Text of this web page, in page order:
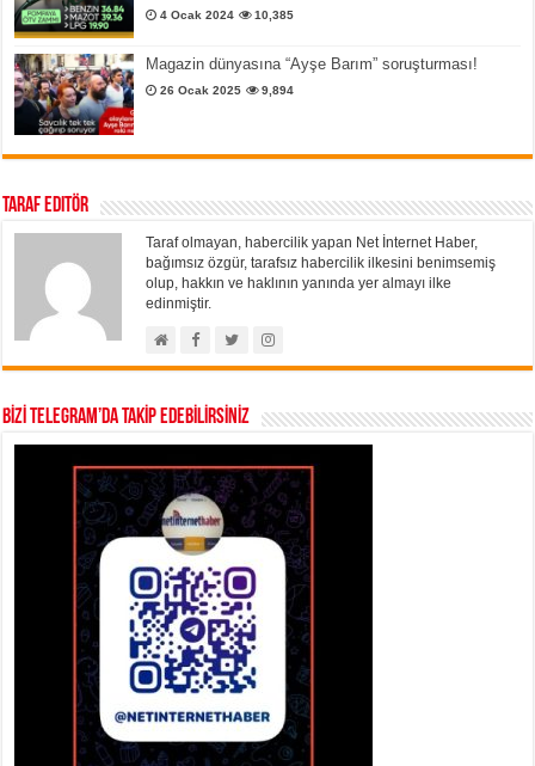
4 Ocak 2024 10,385
Magazin dünyasına “Ayşe Barım” soruşturması!
26 Ocak 2025 9,894
Taraf Editör
Taraf olmayan, habercilik yapan Net İnternet Haber,
bağımsız özgür, tarafsız habercilik ilkesini benimsemiş
olup, hakkın ve haklının yanında yer almayı ilke
edinmiştir.
BİZİ TELEGRAM’DA TAKİP EDEBİLİRSİNİZ